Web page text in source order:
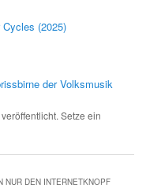
(2025)
der Volksmusik
veröffentlicht. Setze ein
NUR DEN INTERNETKNOPF